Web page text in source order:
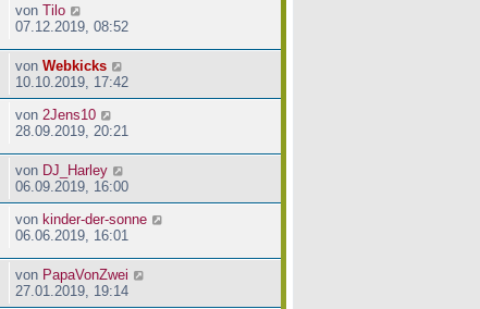
von Tilo
07.12.2019, 08:52
von Webkicks
10.10.2019, 17:42
von 2Jens10
28.09.2019, 20:21
von DJ_Harley
06.09.2019, 16:00
von kinder-der-sonne
06.06.2019, 16:01
von PapaVonZwei
27.01.2019, 19:14